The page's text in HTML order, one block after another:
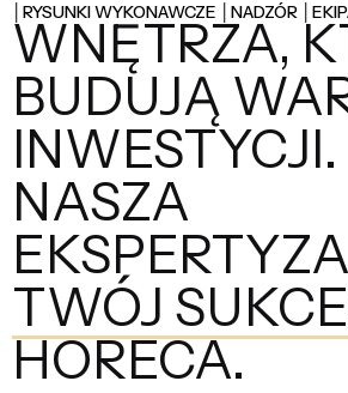
│RYSUNKI WYKONAWCZE │NADZÓR
WNĘTRZA,
BUDUJĄ
INWESTYCJI.
NASZA
TWÓJ
HORECA.